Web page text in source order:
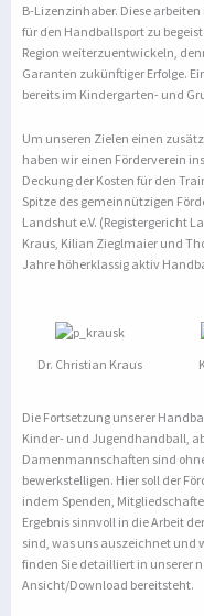
B-Lizenzinhaber. Diese
für den Handballsport zu
Region weiterzuentwickeln,
Garanten zukünftiger Erfolge.
bereits im Kindergarten- und
Um unseren Zielen einen
haben wir einen Förderverein
Deckung der Kosten für den
Spitze des gemeinnützigen
Landshut e.V. (Registergericht
Kraus, Kilian Zieglmaier und
Jahre höherklassig aktiv
Dr. Christian Kraus
Die Fortsetzung unserer
Kinder- und Jugendhandball,
Damenmannschaften sind
bewerkstelligen. Hier soll der
indem Spenden,
Ergebnis sinnvoll in die Arbeit
sind, was uns auszeichnet und
finden Sie detailliert in unserer
Ansicht/Download bereitsteht.